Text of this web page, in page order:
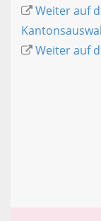
Weiter auf
Weiter auf